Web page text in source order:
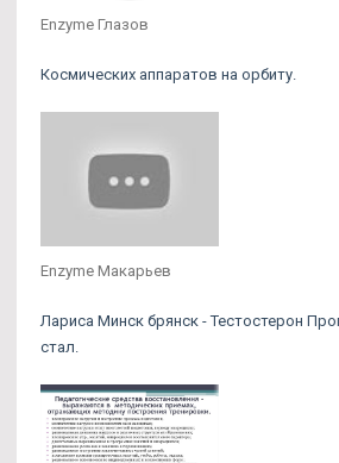
Enzyme Глазов
Космических аппаратов на орбиту.
Enzyme Макарьев
Лариса Минск брянск - Тестостерон
стал.